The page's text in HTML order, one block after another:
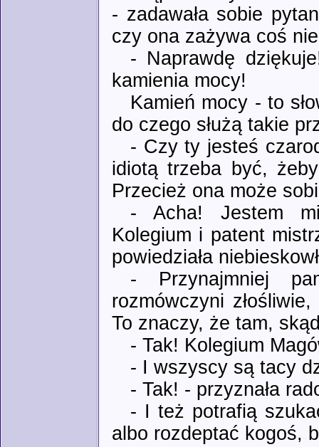
- zadawała sobie
czy ona zażywa coś
- Naprawdę
kamienia mocy!
Kamień mocy - to
do czego służą takie
- Czy ty jesteś
idiotą trzeba być,
Przecież ona może
- Acha! Jestem
Kolegium i patent
powiedziała
- Przynajmniej
rozmówczyni
To znaczy, że tam,
- Tak! Kolegium
- I wszyscy są tacy
- Tak! - przyznała
- I też potrafią
albo rozdeptać kogoś,